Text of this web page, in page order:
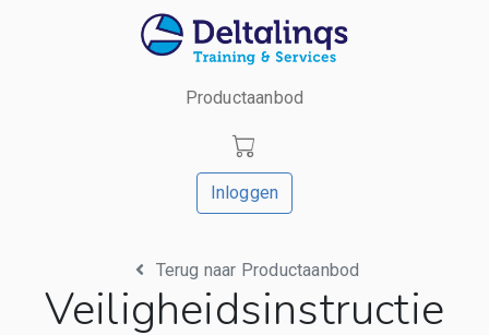
Productaanbod
Inloggen
Terug naar Productaanbod
Veiligheidsinstructie